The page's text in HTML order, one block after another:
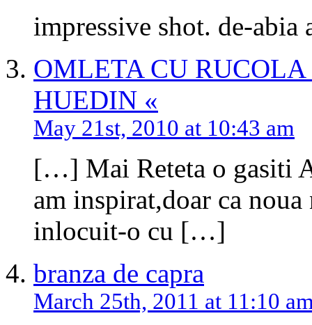
impressive shot. de-abia
OMLETA CU
HUEDIN «
May 21st, 2010 at 10:43 am
[…] Mai Reteta o gasiti
am inspirat,doar ca noua
inlocuit-o cu […]
branza de capra
March 25th, 2011 at 11:10